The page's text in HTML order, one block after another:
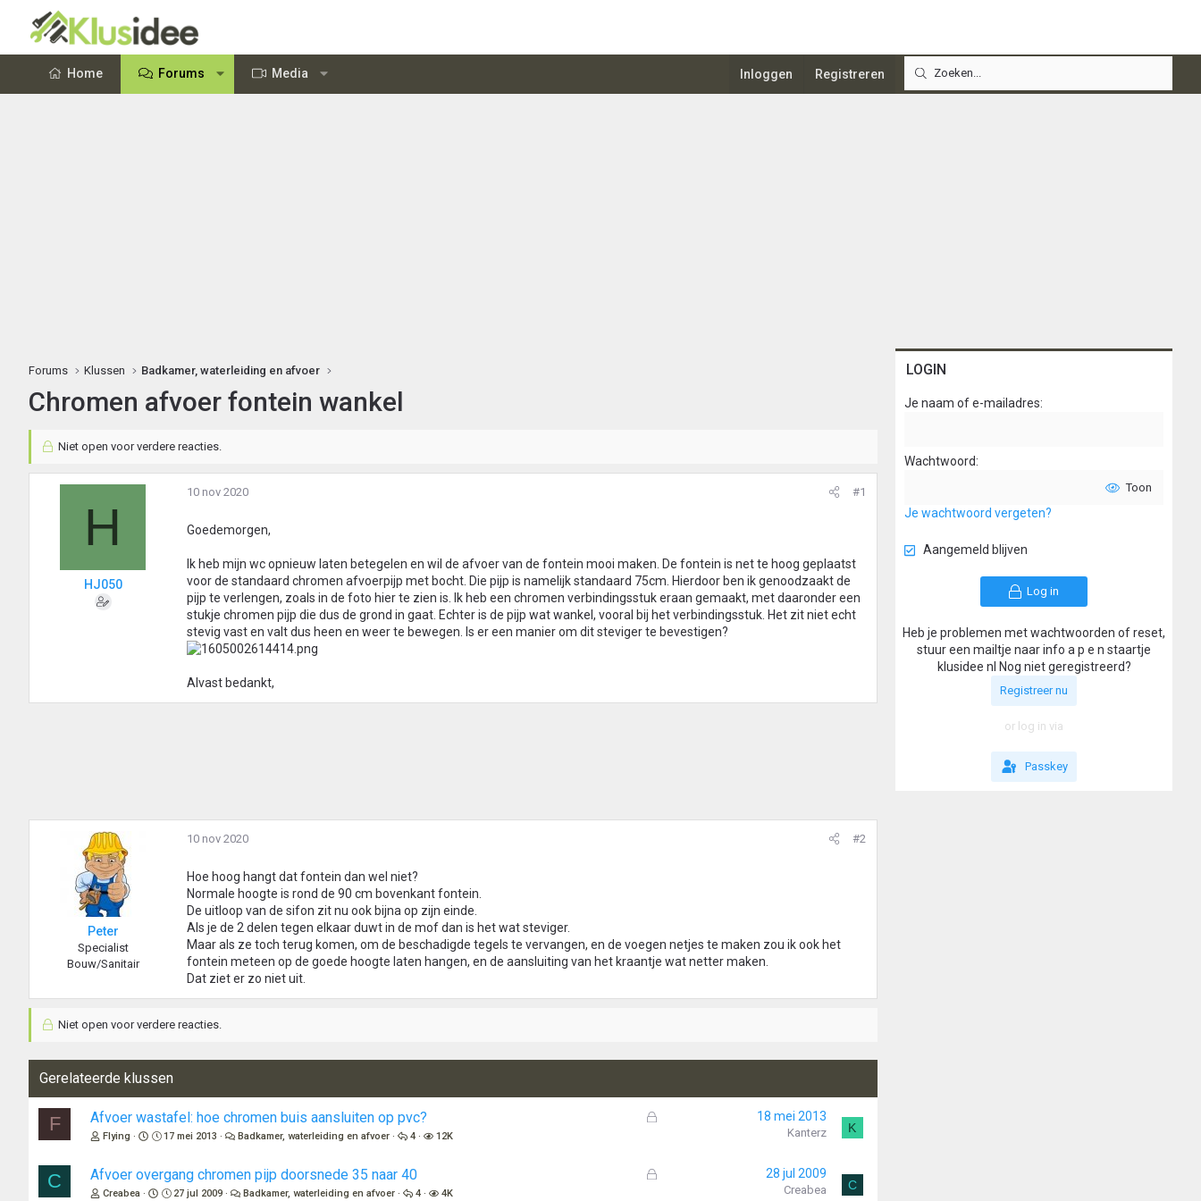
Home Forums Media Inloggen Registreren
Forums Klussen Badkamer, waterleiding en afvoer
Chromen afvoer fontein wankel
Niet open voor verdere reacties.
H
HJ050
10 nov 2020 #1
Goedemorgen,
Ik heb mijn wc opnieuw laten betegelen en wil de afvoer van de fontein mooi maken. De fontein is net te hoog geplaatst
voor de standaard chromen afvoerpijp met bocht. Die pijp is namelijk standaard 75cm. Hierdoor ben ik genoodzaakt de
pijp te verlengen, zoals in de foto hier te zien is. Ik heb een chromen verbindingsstuk eraan gemaakt, met daaronder een
stukje chromen pijp die dus de grond in gaat. Echter is de pijp wat wankel, vooral bij het verbindingsstuk. Het zit niet echt
stevig vast en valt dus heen en weer te bewegen. Is er een manier om dit steviger te bevestigen?
Alvast bedankt,
Peter
Specialist
Bouw/Sanitair
10 nov 2020 #2
Hoe hoog hangt dat fontein dan wel niet?
Normale hoogte is rond de 90 cm bovenkant fontein.
De uitloop van de sifon zit nu ook bijna op zijn einde.
Als je de 2 delen tegen elkaar duwt in de mof dan is het wat steviger.
Maar als ze toch terug komen, om de beschadigde tegels te vervangen, en de voegen netjes te maken zou ik ook het
fontein meteen op de goede hoogte laten hangen, en de aansluiting van het kraantje wat netter maken.
Dat ziet er zo niet uit.
Niet open voor verdere reacties.
Gerelateerde klussen
F
G
o
Afvoer wastafel: hoe chromen buis aansluiten op pvc?
Flying 17 mei 2013 Badkamer, waterleiding en afvoer 4 12K
18 mei 2013
Kanterz K
C
G
Afvoer overgang chromen pijp doorsnede 35 naar 40
Creabea 27 jul 2009 Badkamer, waterleiding en afvoer 4 4K
28 jul 2009
Creabea C
LOGIN
Je naam of e-mailadres
Wachtwoord
Toon
Je wachtwoord vergeten?
Aangemeld blijven
Log in
Heb je problemen met wachtwoorden of reset,
stuur een mailtje naar info a p e n staartje
klusidee nl Nog niet geregistreerd?
Registreer nu
or log in via
Passkey